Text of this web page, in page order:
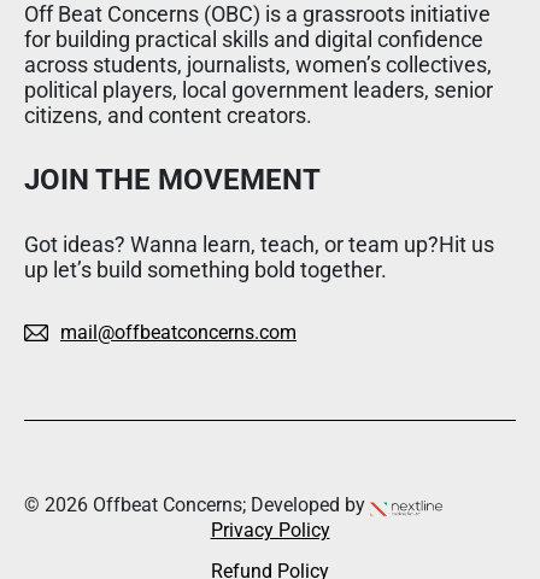
Off Beat Concerns (OBC) is a grassroots initiative
for building practical skills and digital confidence
across students, journalists, women’s collectives,
political players, local government leaders, senior
citizens, and content creators.
JOIN THE MOVEMENT
Got ideas? Wanna learn, teach, or team up?Hit us
up let’s build something bold together.
mail@offbeatconcerns.com
© 2026 Offbeat Concerns; Developed by
Privacy Policy
Refund Policy